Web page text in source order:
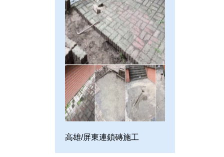
高雄/屏東連鎖磚施工